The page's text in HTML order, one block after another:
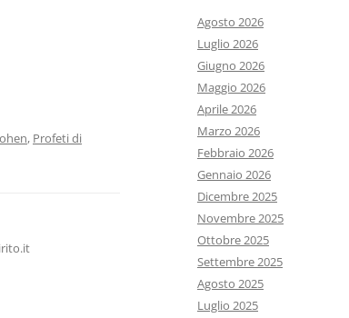
, Profeti di
Agosto 2026
Luglio 2026
Giugno 2026
Maggio 2026
Aprile 2026
Marzo 2026
Febbraio 2026
Gennaio 2026
Dicembre 2025
Novembre 2025
Ottobre 2025
Settembre 2025
Agosto 2025
Luglio 2025